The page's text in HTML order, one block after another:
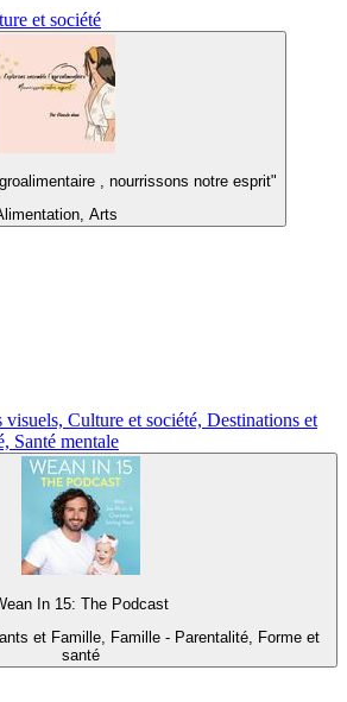
et société
, nourrissons notre esprit"
Arts
Culture et société, Destinations et
Santé mentale
In 15: The Podcast
et Famille, Famille - Parentalité, Forme et
santé